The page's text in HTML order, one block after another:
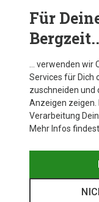
Für
… verwenden wir
Services für Dich
zuschneiden und
Anzeigen
Verarbeitung
Mehr Infos